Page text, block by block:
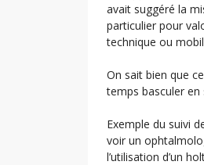
avait suggéré la
particulier pour
technique ou
On sait bien que
temps basculer en
Exemple du suivi
voir un
l’utilisation d’un